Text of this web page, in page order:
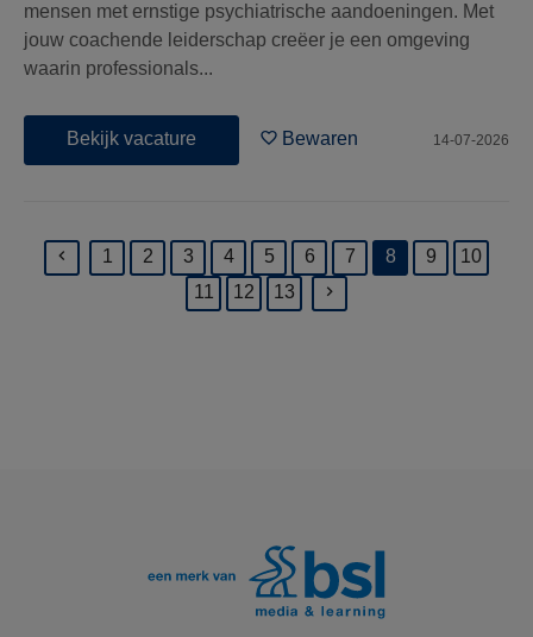
mensen met ernstige psychiatrische aandoeningen. Met
jouw coachende leiderschap creëer je een omgeving
waarin professionals...
Bekijk vacature Bewaren 14-07-2026
1 2 3 4 5 6 7
8
9
10
11
12 13